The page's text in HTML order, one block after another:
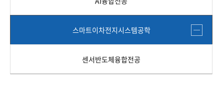
스마트이차전지시스템공학
센서반도체융합전공